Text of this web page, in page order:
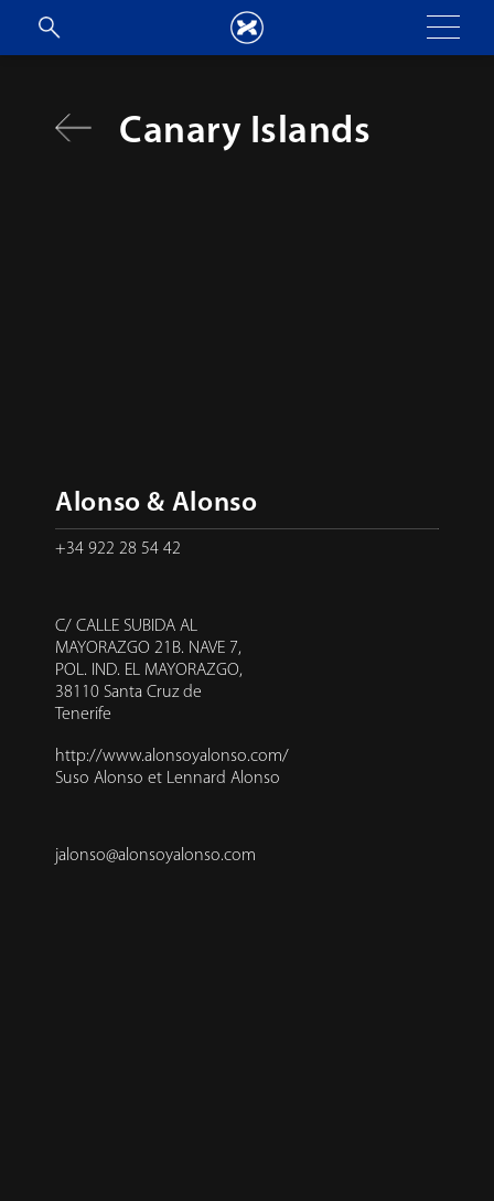
Canary Islands
Alonso & Alonso
+34 922 28 54 42
C/ CALLE SUBIDA AL
MAYORAZGO 21B. NAVE 7,
POL. IND. EL MAYORAZGO,
38110 Santa Cruz de
Tenerife
http://www.alonsoyalonso.com/
Suso Alonso et Lennard Alonso
jalonso@alonsoyalonso.com